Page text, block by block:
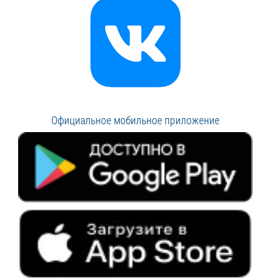
Официальное мобильное приложение